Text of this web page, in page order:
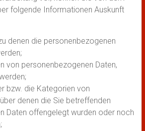
folgende Informationen Auskunft
die personenbezogenen
personenbezogenen Daten,
die Kategorien von
denen die Sie betreffenden
Daten offengelegt wurden oder noch